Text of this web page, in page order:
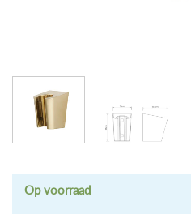
Op voorraad